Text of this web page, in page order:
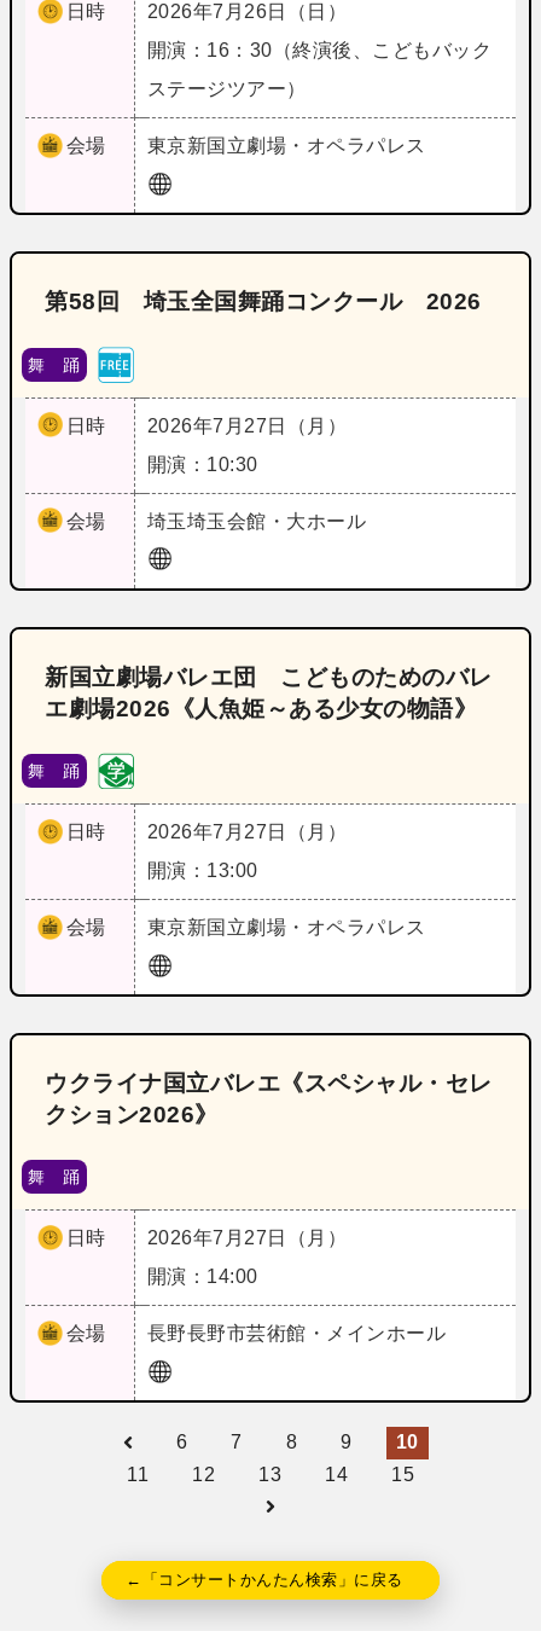
日時
2026年7月26日（日）
開演：16：30（終演後、こどもバック
ステージツアー）
会場 東京新国立劇場・オペラパレス
第58回 埼玉全国舞踊コンクール 2026
舞 踊
日時
2026年7月27日（月）
開演：10:30
会場 埼玉埼玉会館・大ホール
新国立劇場バレエ団 こどものためのバレ
エ劇場2026《人魚姫～ある少女の物語》
舞 踊
日時
2026年7月27日（月）
開演：13:00
会場 東京新国立劇場・オペラパレス
ウクライナ国立バレエ《スペシャル・セレ
クション2026》
舞 踊
日時
2026年7月27日（月）
開演：14:00
会場 長野長野市芸術館・メインホール
6 7 8 9
10
11
12 13 14 15
←「コンサートかんたん検索」に戻る